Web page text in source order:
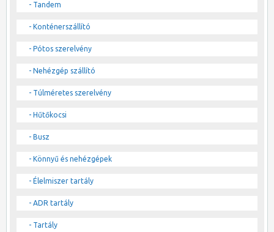
- Tandem
- Konténerszállító
- Pótos szerelvény
- Nehézgép szállító
- Túlméretes szerelvény
- Hűtőkocsi
- Busz
- Könnyű és nehézgépek
- Élelmiszer tartály
- ADR tartály
- Tartály